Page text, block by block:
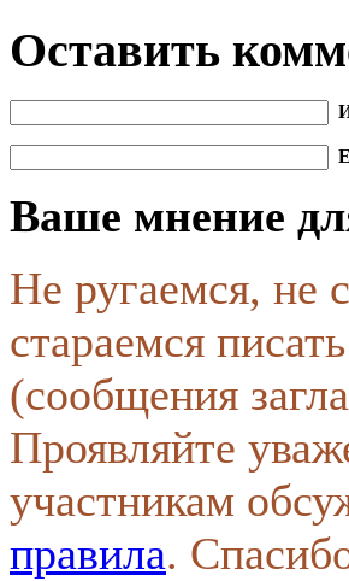
Оставить
Ваше мнение
Не ругаемся, не
стараемся
(сообщения
Проявляйте
участникам
правила.